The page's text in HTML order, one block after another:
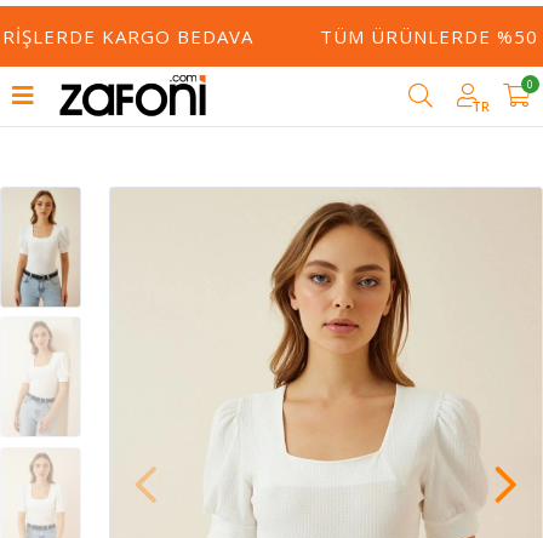
KARGO BEDAVA TÜM ÜRÜNLERDE %50
TR
0